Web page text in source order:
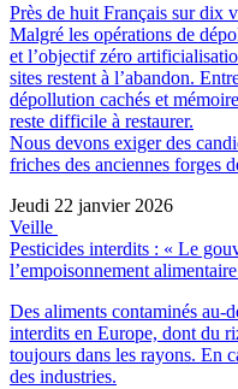
Près de huit Français sur dix
Malgré les opérations de
et l’objectif zéro
sites restent à l’abandon.
dépollution cachés et
reste difficile à restaurer.
Nous devons exiger des
friches des anciennes forges
Jeudi 22 janvier 2026
Veille
Pesticides interdits : « Le
l’empoisonnement
Des aliments contaminés au-
interdits en Europe, dont du
toujours dans les rayons. En
des industries.